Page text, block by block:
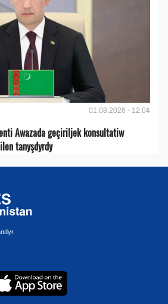
01.08.2026 - 12:04
Awazada geçiriljek konsultatiw
tanyşdyrdy